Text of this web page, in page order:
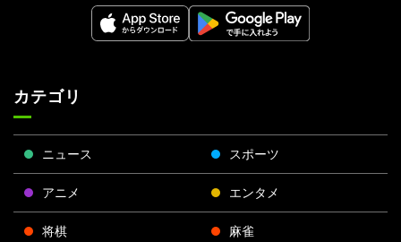
カテゴリ
ニュース スポーツ
アニメ エンタメ
将棋 麻雀